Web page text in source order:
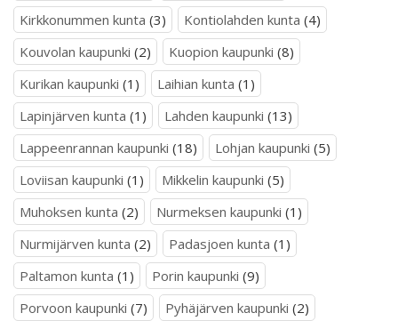
Kirkkonummen kunta (3) Kontiolahden kunta (4)
Kouvolan kaupunki (2) Kuopion kaupunki (8)
Kurikan kaupunki (1) Laihian kunta (1)
Lapinjärven kunta (1) Lahden kaupunki (13)
Lappeenrannan kaupunki (18) Lohjan kaupunki (5)
Loviisan kaupunki (1) Mikkelin kaupunki (5)
Muhoksen kunta (2) Nurmeksen kaupunki (1)
Nurmijärven kunta (2) Padasjoen kunta (1)
Paltamon kunta (1) Porin kaupunki (9)
Porvoon kaupunki (7) Pyhäjärven kaupunki (2)